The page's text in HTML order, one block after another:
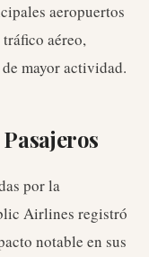
aeropuertos
aéreo,
mayor actividad.
por la
Airlines registró
notable en sus